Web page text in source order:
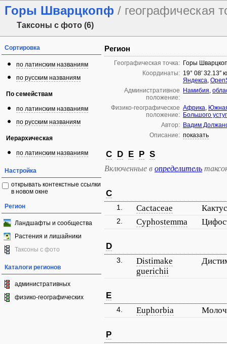
Горы Шварцкопф / географическая
Таксоны с фото (6)
Сортировка
по латинским названиям
по русским названиям
По семействам
по латинским названиям
по русским названиям
Иерархическая
по латинским названиям
Настройка
открывать контекстные ссылки
в новом окне
Регион
Ландшафты и сообщества
Растения и лишайники
Таксоны с фото
Каталоги регионов
административных
физико-географических
Регион
Географическая точка: Горы
Координаты: 19° 08′ 32.13″
Яндекса,
Административное
положение:
Намибия,
Физико-географическое
положение:
Африка,
Большого
Автор: Вадим
Описание: показать
C D E P S
Включенные в определитель
C
1. Cactaceae
2. Cyphostemma
D
3.
Distimake
guerichii
E
4. Euphorbia
P